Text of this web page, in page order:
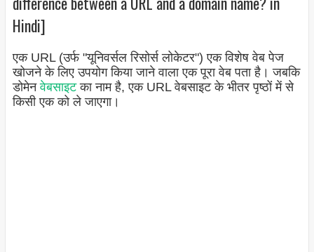
Hindi]
एक URL (उर्फ "यूनिवर्सल रिसोर्स लोकेटर") एक विशेष वेब पेज
खोजने के लिए उपयोग किया जाने वाला एक पूरा वेब पता है। जबकि
डोमेनवेबसाइटका नाम है, एक URL वेबसाइट के भीतर पृष्ठों में से
किसी एक को ले जाएगा।